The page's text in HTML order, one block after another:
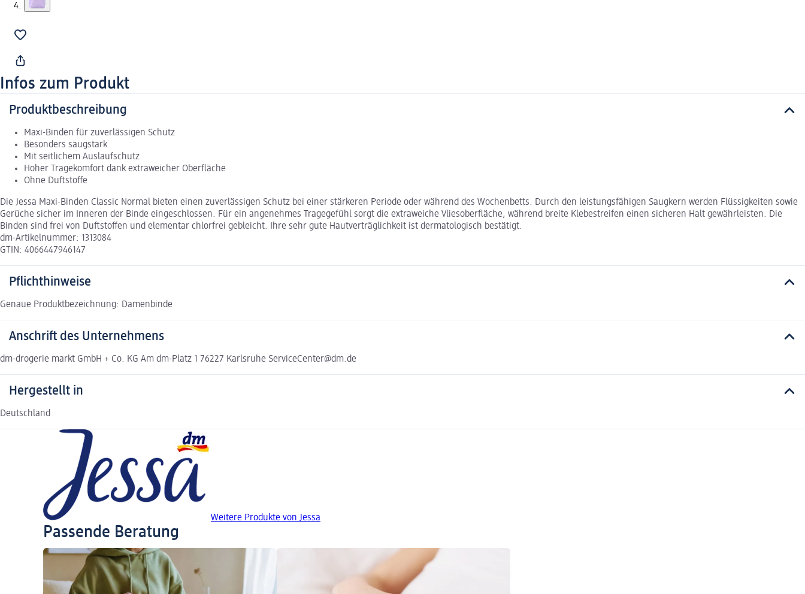
Infos zum Produkt
Produktbeschreibung
Maxi-Binden für zuverlässigen Schutz
Besonders saugstark
Mit seitlichem Auslaufschutz
Hoher Tragekomfort dank extraweicher Oberfläche
Ohne Duftstoffe
Die Jessa Maxi-Binden Classic Normal bieten einen zuverlässigen Schutz bei einer stärkeren Periode oder während des Wochenbetts. Durch den leistungsfähigen Saugkern werden Flüssigkeiten sowie
Gerüche sicher im Inneren der Binde eingeschlossen. Für ein angenehmes Tragegefühl sorgt die extraweiche Vliesoberfläche, während breite Klebestreifen einen sicheren Halt gewährleisten. Die
Binden sind frei von Duftstoffen und elementar chlorfrei gebleicht. Ihre sehr gute Hautverträglichkeit ist dermatologisch bestätigt.
dm-Artikelnummer: 1313084
GTIN: 4066447946147
Pflichthinweise
Genaue Produktbezeichnung: Damenbinde
Anschrift des Unternehmens
dm-drogerie markt GmbH + Co. KG Am dm-Platz 1 76227 Karlsruhe ServiceCenter@dm.de
Hergestellt in
Deutschland
Weitere Produkte von Jessa
Passende Beratung